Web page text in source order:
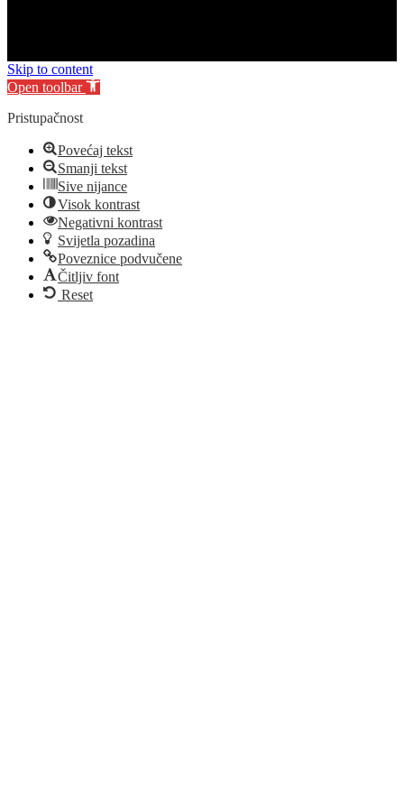
Skip to content
Open toolbar
Pristupačnost
Povećaj tekst
Smanji tekst
Sive nijance
Visok kontrast
Negativni kontrast
Svijetla pozadina
Poveznice podvučene
Čitljiv font
Reset